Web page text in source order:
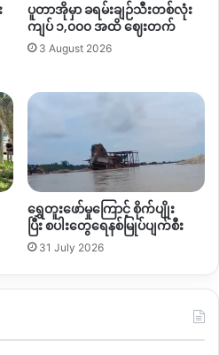
ပူတာအိုမှာ ခရမ်းချဉ်သီးတစ်လုံး
ကျပ် ၁,၀၀၀ အထိ ဈေးတက်
3 August 2026
ရွှေတူးဖော်မှုကြောင့် စိုက်ပျိုး
ပြီး စပါးတွေရေနစ်မြုပ်ပျက်စီး
31 July 2026